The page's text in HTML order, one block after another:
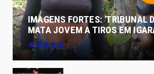
IMAGENS FORTES: 'TRIBUNAL
MATA JOVEM A TIROS EM